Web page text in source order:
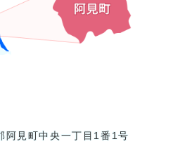
見町中央一丁目1番1号